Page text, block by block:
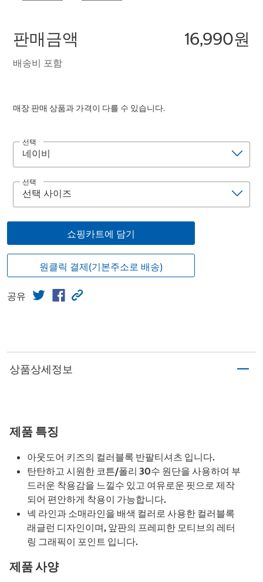
판매금액 16,990원
배송비 포함
매장 판매 상품과 가격이 다를 수 있습니다.
선택
선택
쇼핑카트에 담기
원클릭 결제(기본주소로 배송)
공유
상품상세정보
제품 특징
아웃도어 키즈의 컬러블록 반팔티셔츠 입니다.
탄탄하고 시원한 코튼/폴리 30수 원단을 사용하여 부
드러운 착용감을 느낄수 있고 여유로운 핏으로 제작
되어 편안하게 착용이 가능합니다.
넥 라인과 소매라인을 배색 컬러로 사용한 컬러블록
래글런 디자인이며, 앞판의 프레피한 모티브의 레터
링 그래픽이 포인트 입니다.
제품 사양